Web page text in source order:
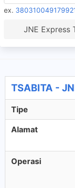
ex.
JNE Express
TSABITA -
Tipe
Alamat
Operasi